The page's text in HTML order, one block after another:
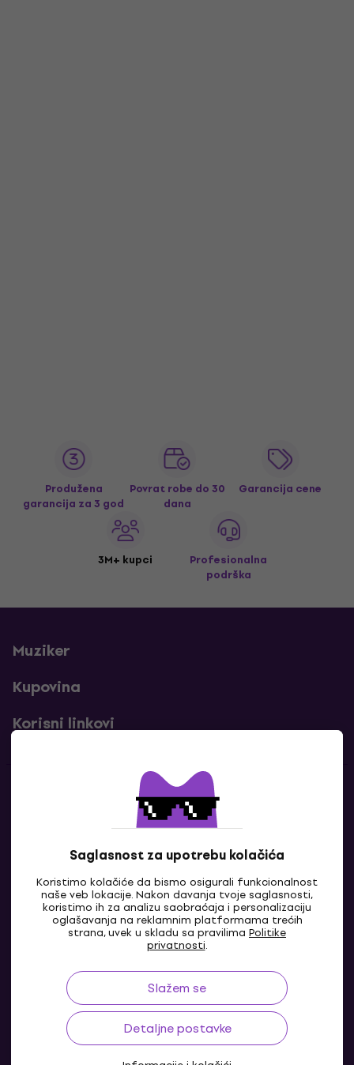
Saglasnost za upotrebu kolačića
Koristimo kolačiće da bismo osigurali funkcionalnost
naše veb lokacije. Nakon davanja tvoje saglasnosti,
koristimo ih za analizu saobraćaja i personalizaciju
oglašavanja na reklamnim platformama trećih
strana, uvek u skladu sa pravilima Politike
privatnosti.
Slažem se
Detaljne postavke
Produžena
garancija za 3 god
Povrat robe do 30
dana
Garancija cene
3M+ kupci
Profesionalna
podrška
Muziker
Kupovina
Korisni linkovi
Kontakti
Kontaktiraj nas
BA